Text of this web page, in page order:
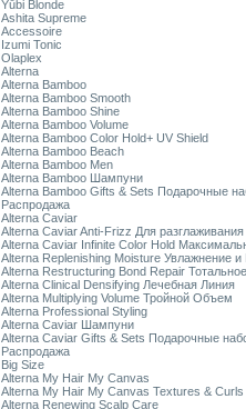
Yūbi Blonde
Ashita Supreme
Accessoire
Izumi Tonic
Olaplex
Alterna
Alterna Bamboo
Alterna Bamboo Smooth
Alterna Bamboo Shine
Alterna Bamboo Volume
Alterna Bamboo Color Hold+ UV Shield
Alterna Bamboo Beach
Alterna Bamboo Men
Alterna Bamboo Шампуни
Alterna Bamboo Gifts & Sets Подарочные
Распродажа
Alterna Caviar
Alterna Caviar Anti-Frizz Для
Alterna Caviar Infinite Color Hold
Alterna Replenishing Moisture Увлажнение и
Alterna Restructuring Bond Repair
Alterna Clinical Densifying Лечебная Линия
Alterna Multiplying Volume Тройной Объем
Alterna Professional Styling
Alterna Caviar Шампуни
Alterna Caviar Gifts & Sets Подарочные
Распродажа
Big Size
Alterna My Hair My Canvas
Alterna My Hair My Canvas Textures & Curls
Alterna Renewing Scalp Care